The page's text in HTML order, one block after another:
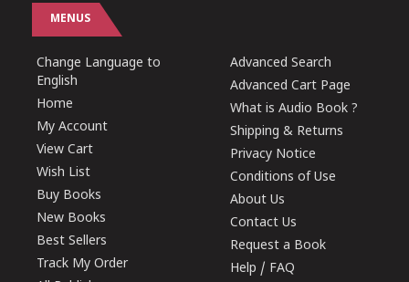
MENUS
Change Language to
English
Home
My Account
View Cart
Wish List
Buy Books
New Books
Best Sellers
Track My Order
Advanced Search
Advanced Cart Page
What is Audio Book ?
Shipping & Returns
Privacy Notice
Conditions of Use
About Us
Contact Us
Request a Book
Help / FAQ